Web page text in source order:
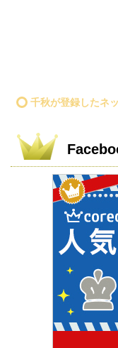
千秋が登録したネ